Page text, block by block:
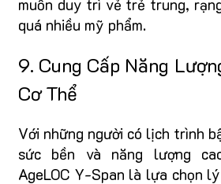
muốn duy trì vẻ trẻ trung,
quá nhiều mỹ phẩm.
9. Cung Cấp Năng
Cơ Thể
Với những người có lịch trình
sức bền và năng lượng
AgeLOC Y-Span là lựa chọn